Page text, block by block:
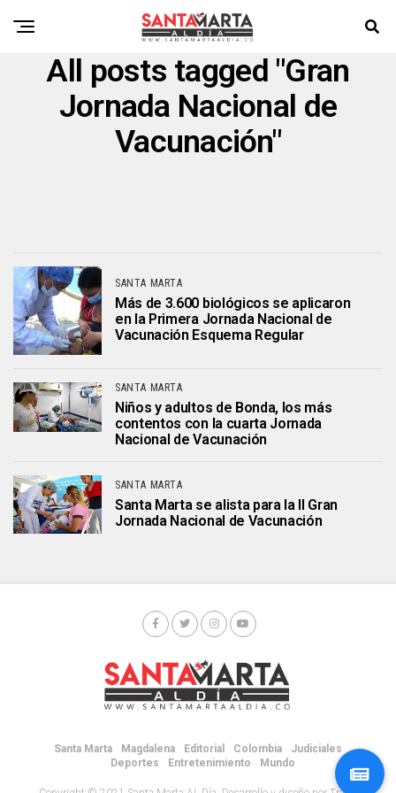
All posts tagged "Gran
Jornada Nacional de
Vacunación"
SANTA MARTA
Más de 3.600 biológicos se aplicaron
en la Primera Jornada Nacional de
Vacunación Esquema Regular
SANTA MARTA
Niños y adultos de Bonda, los más
contentos con la cuarta Jornada
Nacional de Vacunación
SANTA MARTA
Santa Marta se alista para la II Gran
Jornada Nacional de Vacunación
Santa Marta Magdalena Editorial Colombia
Judiciales
Deportes
Entretenimiento Mundo